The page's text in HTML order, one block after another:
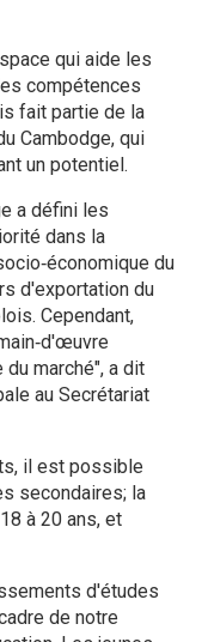
qui aide les
compétences
fait partie de la
Cambodge, qui
un potentiel.
a défini les
dans la
du
d'exportation du
Cependant,
marché", a dit
au Secrétariat
il est possible
secondaires; la
à 20 ans, et
d'études
de notre